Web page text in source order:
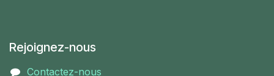
Rejoignez-nous
Contactez-nous